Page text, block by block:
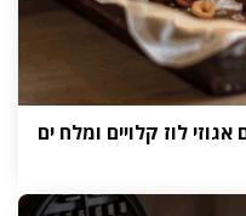
לוז קלויים ומלח ים